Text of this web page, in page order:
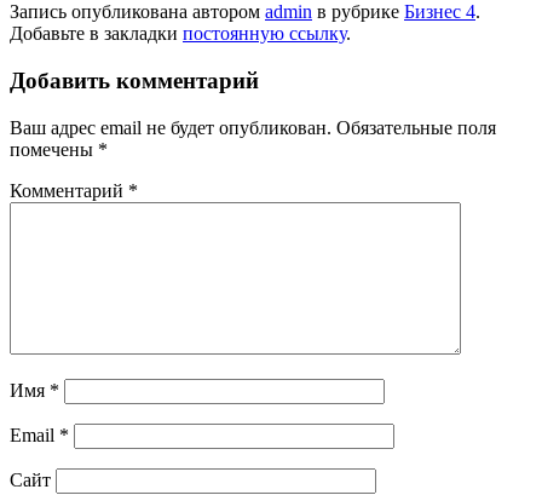
Запись опубликована автором admin в рубрике Бизнес 4.
Добавьте в закладки постоянную ссылку.
Добавить комментарий
Ваш адрес email не будет опубликован. Обязательные поля
помечены *
Комментарий *
Имя *
Email *
Сайт